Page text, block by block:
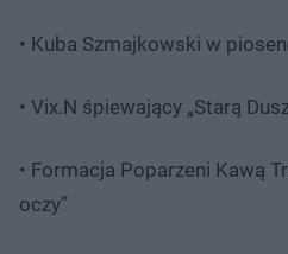
• Kuba Szmajkowski w
• Vix.N śpiewający „Starą
• Formacja Poparzeni Kawą
oczy”